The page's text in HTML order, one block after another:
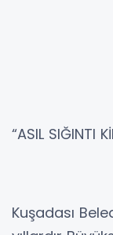
“ASIL SIĞINTI
Kuşadası